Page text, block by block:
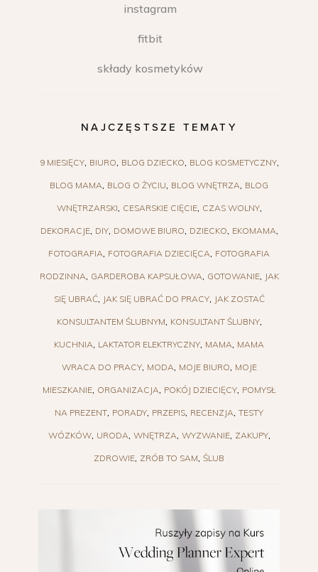
instagram
fitbit
składy kosmetyków
NAJCZĘSTSZE TEMATY
9 MIESIĘCY BIURO BLOG DZIECKO BLOG KOSMETYCZNY
BLOG MAMA BLOG O ŻYCIU BLOG WNĘTRZA BLOG
WNĘTRZARSKI CESARSKIE CIĘCIE CZAS WOLNY
DEKORACJE DIY DOMOWE BIURO DZIECKO EKOMAMA
FOTOGRAFIA FOTOGRAFIA DZIECIĘCA FOTOGRAFIA
RODZINNA GARDEROBA KAPSUŁOWA GOTOWANIE JAK
SIĘ UBRAĆ JAK SIĘ UBRAĆ DO PRACY JAK ZOSTAĆ
KONSULTANTEM ŚLUBNYM KONSULTANT ŚLUBNY
KUCHNIA LAKTATOR ELEKTRYCZNY MAMA MAMA
WRACA DO PRACY MODA MOJE BIURO MOJE
MIESZKANIE ORGANIZACJA POKÓJ DZIECIĘCY POMYSŁ
NA PREZENT PORADY PRZEPIS RECENZJA TESTY
WÓZKÓW URODA WNĘTRZA WYZWANIE ZAKUPY
ZDROWIE ZRÓB TO SAM ŚLUB